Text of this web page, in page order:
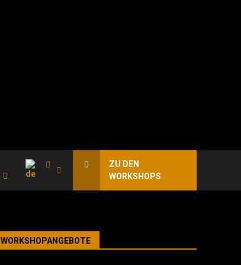
ZU DEN
WORKSHOPS
WORKSHOPANGEBOTE